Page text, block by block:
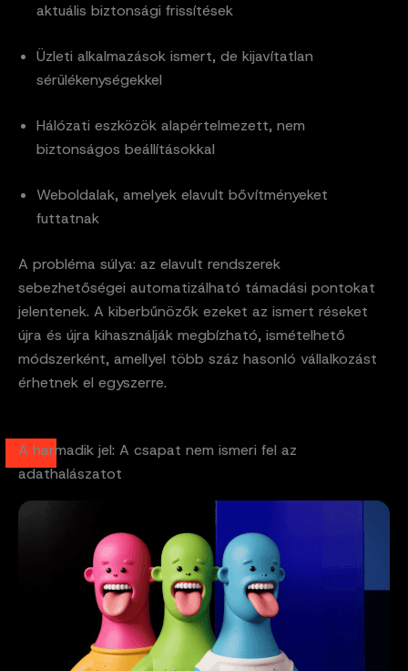
aktuális biztonsági frissítések
Üzleti alkalmazások ismert, de kijavítatlan
sérülékenységekkel
Hálózati eszközök alapértelmezett, nem
biztonságos beállításokkal
Weboldalak, amelyek elavult bővítményeket
futtatnak
A probléma súlya: az elavult rendszerek
sebezhetőségei automatizálható támadási pontokat
jelentenek. A kiberbűnözők ezeket az ismert réseket
újra és újra kihasználják megbízható, ismételhető
módszerként, amellyel több száz hasonló vállalkozást
érhetnek el egyszerre.
A harmadik jel: A csapat nem ismeri fel az
adathalászatot